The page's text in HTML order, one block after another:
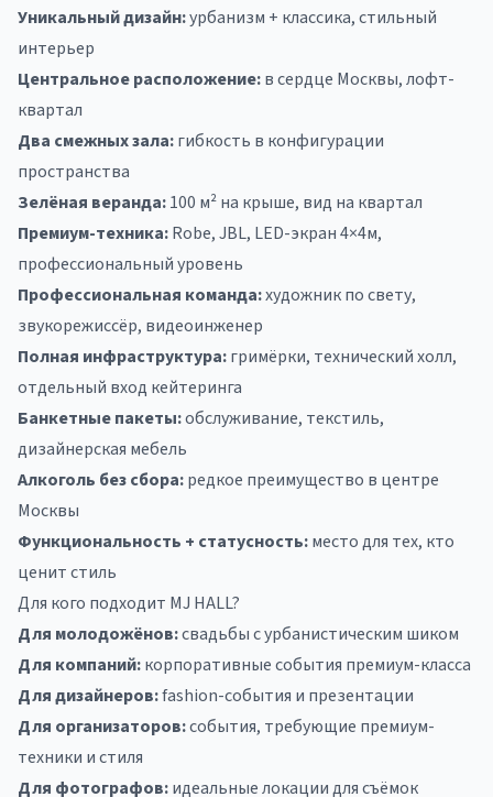
Уникальный дизайн:урбанизм + классика, стильный
интерьер
Центральное расположение:в сердце Москвы, лофт-
квартал
Два смежных зала:гибкость в конфигурации
пространства
Зелёная веранда:100 м² на крыше, вид на квартал
Премиум-техника:Robe, JBL, LED-экран 4×4м,
профессиональный уровень
Профессиональная команда:художник по свету,
звукорежиссёр, видеоинженер
Полная инфраструктура:гримёрки, технический холл,
отдельный вход кейтеринга
Банкетные пакеты:обслуживание, текстиль,
дизайнерская мебель
Алкоголь без сбора:редкое преимущество в центре
Москвы
Функциональность + статусность:место для тех, кто
ценит стиль
Для кого подходит MJ HALL?
Для молодожёнов:свадьбы с урбанистическим шиком
Для компаний:корпоративные события премиум-класса
Для дизайнеров:fashion-события и презентации
Для организаторов:события, требующие премиум-
техники и стиля
Для фотографов:идеальные локации для съёмок